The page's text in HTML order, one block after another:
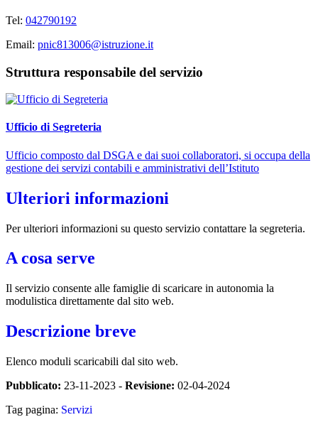
Tel: 042790192
Email: pnic813006@istruzione.it
Struttura responsabile del servizio
Ufficio di Segreteria
Ufficio composto dal DSGA e dai suoi collaboratori, si occupa della
gestione dei servizi contabili e amministrativi dell’Istituto
Ulteriori informazioni
Per ulteriori informazioni su questo servizio contattare la segreteria.
A cosa serve
Il servizio consente alle famiglie di scaricare in autonomia la
modulistica direttamente dal sito web.
Descrizione breve
Elenco moduli scaricabili dal sito web.
Pubblicato: 23-11-2023 - Revisione: 02-04-2024
Tag pagina: Servizi